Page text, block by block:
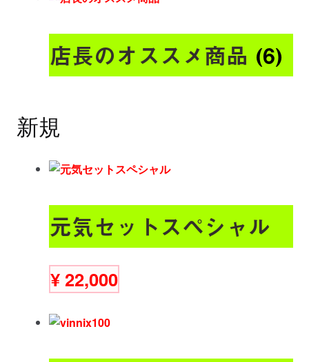
店長のオススメ商品 (6)
新規
元気セットスペシャル
¥22,000